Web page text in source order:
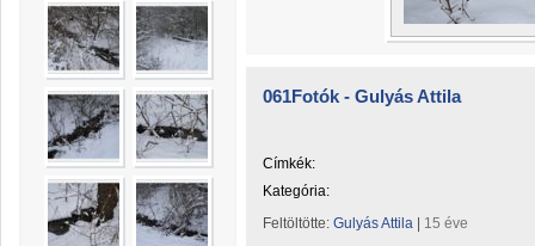
061Fotók - Gulyás Attila
Címkék:
Kategória:
Feltöltötte: Gulyás Attila
15 éve